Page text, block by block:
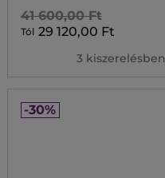
41 600,00 Ft
Tól 29 120,00 Ft
3 kiszerelésben
-30%